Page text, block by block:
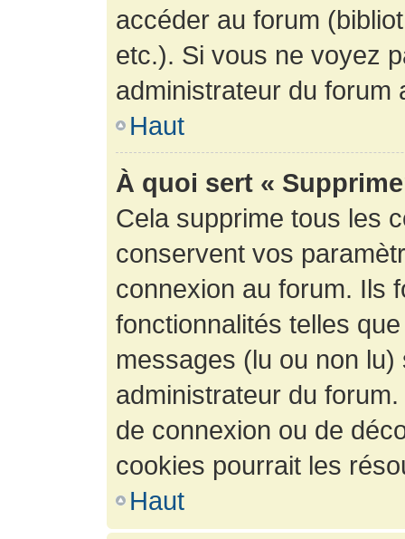
accéder au forum
etc.). Si vous ne voyez
administrateur du forum
Haut
À quoi sert «
Cela supprime tous les
conservent vos
connexion au forum. Ils
fonctionnalités telles
messages (lu ou non
administrateur du
de connexion ou de
cookies pourrait les
Haut